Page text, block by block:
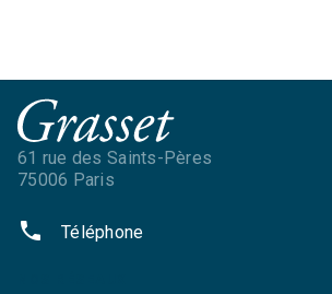
61 rue des Saints-Pères
75006 Paris
phone Téléphone